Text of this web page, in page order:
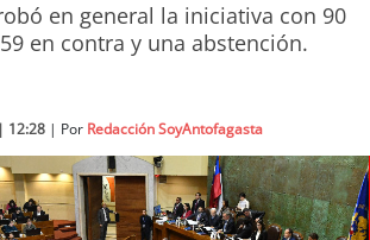
en general la iniciativa con 90
en contra y una abstención.
12:28 | Por Redacción SoyAntofagasta